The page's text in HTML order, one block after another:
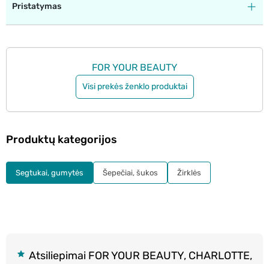
Pristatymas
FOR YOUR BEAUTY
Visi prekės ženklo produktai
Atsiliepimai FOR YOUR BEAUTY, CHARLOTTE,
Produktų kategorijos
Segtukai, gumytės Šepečiai, šukos Žirklės